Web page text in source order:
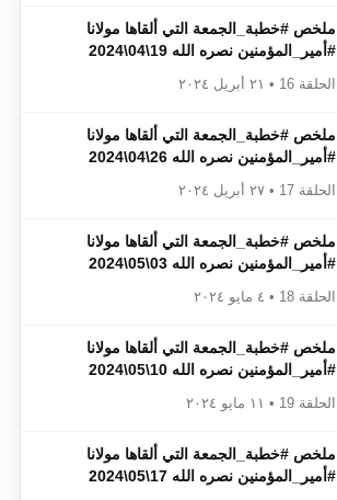
ملخص #خطبة_الجمعة​​​​​​​​​​​​​​ التي ألقاها مولانا
#أمير_المؤمنين​​​​​​​​​​​​​​ نصره الله 19\04\2024
الحلقة 16 • ٢١ أبريل ٢٠٢٤
ملخص #خطبة_الجمعة​​​​​​​​​​​​​​ التي ألقاها مولانا
#أمير_المؤمنين​​​​​​​​​​​​​​ نصره الله 26\04\2024
الحلقة 17 • ٢٧ أبريل ٢٠٢٤
ملخص #خطبة_الجمعة​​​​​​​​​​​​​​ التي ألقاها مولانا
#أمير_المؤمنين​​​​​​​​​​​​​​ نصره الله 03\05\2024
الحلقة 18 • ٤ مايو ٢٠٢٤
ملخص #خطبة_الجمعة​​​​​​​​​​​​​​ التي ألقاها مولانا
#أمير_المؤمنين​​​​​​​​​​​​​​ نصره الله 10\05\2024
الحلقة 19 • ١١ مايو ٢٠٢٤
ملخص #خطبة_الجمعة​​​​​​​​​​​​​​ التي ألقاها مولانا
#أمير_المؤمنين​​​​​​​​​​​​​​ نصره الله 17\05\2024